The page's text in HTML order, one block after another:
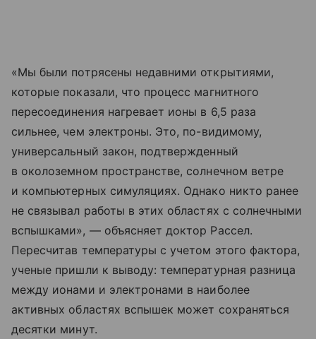
«Мы были потрясены недавними открытиями,
которые показали, что процесс магнитного
пересоединения нагревает ионы в 6,5 раза
сильнее, чем электроны. Это, по-видимому,
универсальный закон, подтвержденный
в околоземном пространстве, солнечном ветре
и компьютерных симуляциях. Однако никто ранее
не связывал работы в этих областях с солнечными
вспышками», — объясняет доктор Рассел.
Пересчитав температуры с учетом этого фактора,
ученые пришли к выводу: температурная разница
между ионами и электронами в наиболее
активных областях вспышек может сохраняться
десятки минут.